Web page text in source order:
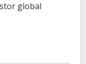
global